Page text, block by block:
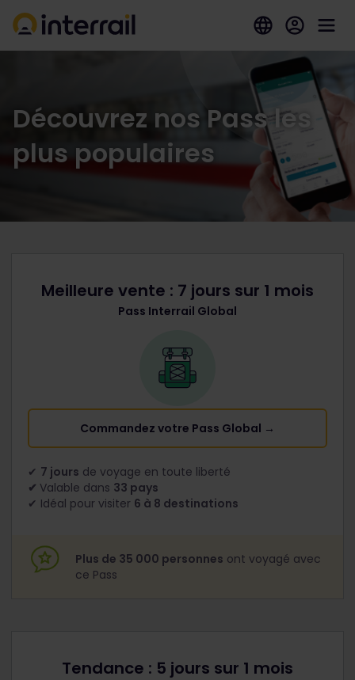
Découvrez nos Pass les
plus populaires
Meilleure vente : 7 jours sur 1 mois
Pass Interrail Global
Commandez votre Pass Global →
✔ 7 jours de voyage en toute liberté
✔ Valable dans 33 pays
✔ Idéal pour visiter 6 à 8 destinations
Plus de 35 000 personnes ont voyagé avec
ce Pass
Tendance : 5 jours sur 1 mois